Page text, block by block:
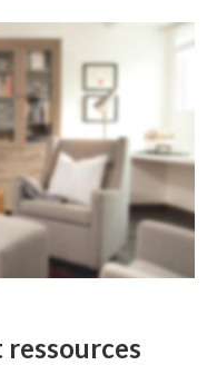
ressources